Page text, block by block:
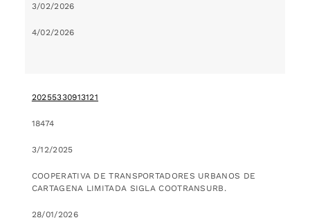
3/02/2026
4/02/2026
20255330913121
18474
3/12/2025
COOPERATIVA DE TRANSPORTADORES URBANOS DE
CARTAGENA LIMITADA SIGLA COOTRANSURB.
28/01/2026